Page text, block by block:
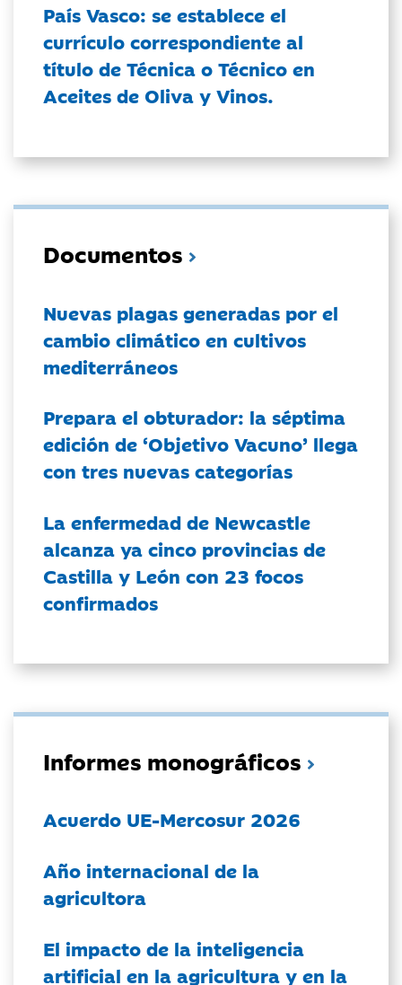
País Vasco: se establece el
currículo correspondiente al
título de Técnica o Técnico en
Aceites de Oliva y Vinos.
Documentos
Nuevas plagas generadas por el
cambio climático en cultivos
mediterráneos
Prepara el obturador: la séptima
edición de ‘Objetivo Vacuno’ llega
con tres nuevas categorías
La enfermedad de Newcastle
alcanza ya cinco provincias de
Castilla y León con 23 focos
confirmados
Informes monográficos
Acuerdo UE-Mercosur 2026
Año internacional de la
agricultora
El impacto de la inteligencia
artificial en la agricultura y en la